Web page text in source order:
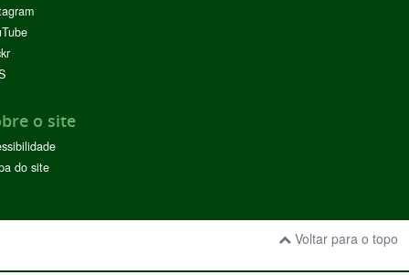
o site
do site
Voltar para o topo